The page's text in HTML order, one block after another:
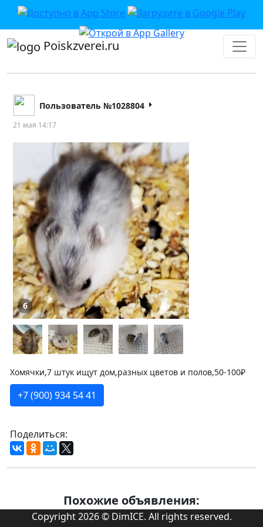
Poiskzverei.ru
Пользователь №1028804
21 мая 14:17
6
Хомячки,7 штук ищут дом,разных цветов и полов,50-100₽
+7 (900) 934 54 41
Поделиться:
Похожие объявления:
Copyright 2026 © DimICE. All rights reserved.